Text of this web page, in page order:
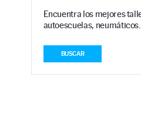
Encuentra los mejores
autoescuelas, neumáticos…
BUSCAR